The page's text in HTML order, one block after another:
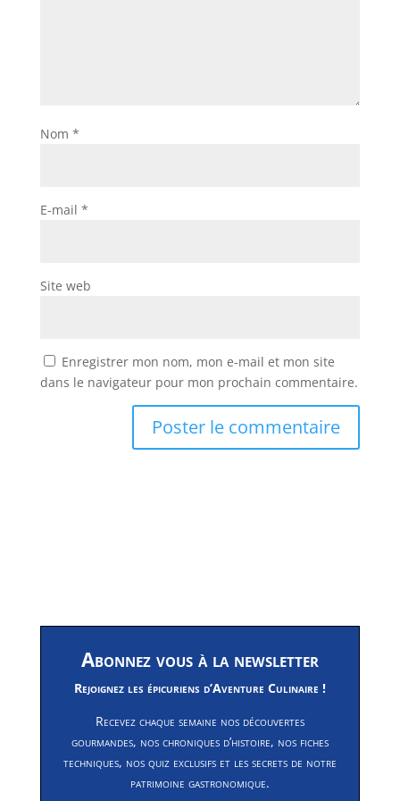
Nom *
E-mail *
Site web
Enregistrer mon nom, mon e-mail et mon site
dans le navigateur pour mon prochain commentaire.
Abonnez vous à la newsletter
Rejoignez les épicuriens d’Aventure Culinaire !
Recevez chaque semaine nos découvertes
gourmandes, nos chroniques d’histoire, nos fiches
techniques, nos quiz exclusifs et les secrets de notre
patrimoine gastronomique.